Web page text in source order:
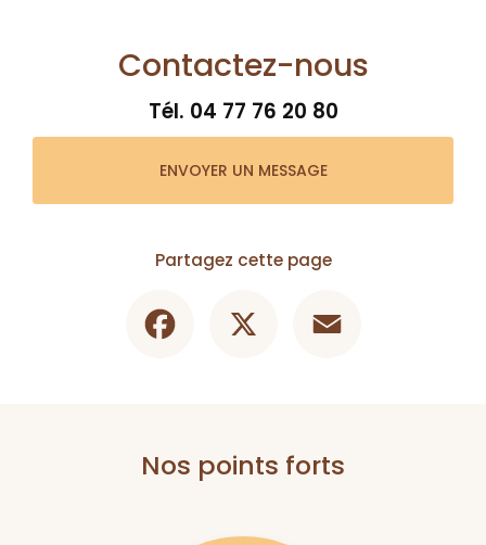
Contactez-nous
Tél. 04 77 76 20 80
ENVOYER UN MESSAGE
Partagez cette page
Nos points forts